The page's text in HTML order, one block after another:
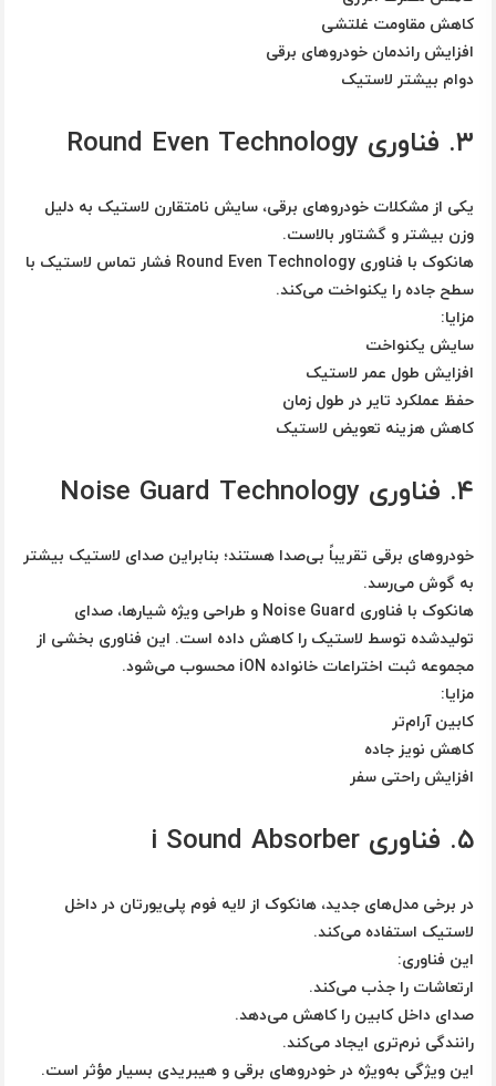
کاهش مقاومت غلتشی
افزایش راندمان خودروهای برقی
دوام بیشتر لاستیک
۳. فناوری Round Even Technology
یکی از مشکلات خودروهای برقی، سایش نامتقارن لاستیک به دلیل
وزن بیشتر و گشتاور بالاست.
هانکوک با فناوری Round Even Technology فشار تماس لاستیک با
سطح جاده را یکنواخت می‌کند.
مزایا:
سایش یکنواخت
افزایش طول عمر لاستیک
حفظ عملکرد تایر در طول زمان
کاهش هزینه تعویض لاستیک
۴. فناوری Noise Guard Technology
خودروهای برقی تقریباً بی‌صدا هستند؛ بنابراین صدای لاستیک بیشتر
به گوش می‌رسد.
هانکوک با فناوری Noise Guard و طراحی ویژه شیارها، صدای
تولیدشده توسط لاستیک را کاهش داده است. این فناوری بخشی از
مجموعه ثبت اختراعات خانواده iON محسوب می‌شود.
مزایا:
کابین آرام‌تر
کاهش نویز جاده
افزایش راحتی سفر
۵. فناوری i Sound Absorber
در برخی مدل‌های جدید، هانکوک از لایه فوم پلی‌یورتان در داخل
لاستیک استفاده می‌کند.
این فناوری:
ارتعاشات را جذب می‌کند.
صدای داخل کابین را کاهش می‌دهد.
رانندگی نرم‌تری ایجاد می‌کند.
این ویژگی به‌ویژه در خودروهای برقی و هیبریدی بسیار مؤثر است.